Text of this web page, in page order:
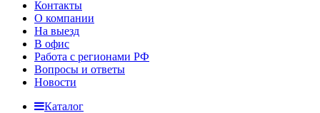
Контакты
О компании
На выезд
В офис
Работа с регионами РФ
Вопросы и ответы
Новости
Каталог